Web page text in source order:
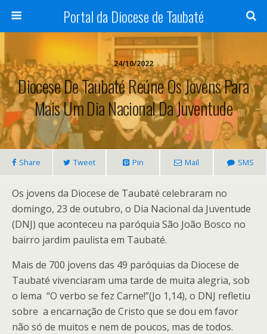
Portal da Diocese de Taubaté
24/10/2022
Diocese De Taubaté Reúne Os Jovens Para
Mais Um Dia Nacional Da Juventude
Share Tweet Pin Mail SMS
Os jovens da Diocese de Taubaté celebraram no
domingo, 23 de outubro, o Dia Nacional da Juventude
(DNJ) que aconteceu na paróquia São João Bosco no
bairro jardim paulista em Taubaté.
Mais de 700 jovens das 49 paróquias da Diocese de
Taubaté vivenciaram uma tarde de muita alegria, sob
o lema “O verbo se fez Carne!”(Jo 1,14), o DNJ refletiu
sobre a encarnação de Cristo que se dou em favor
não só de muitos e nem de poucos, mas de todos.